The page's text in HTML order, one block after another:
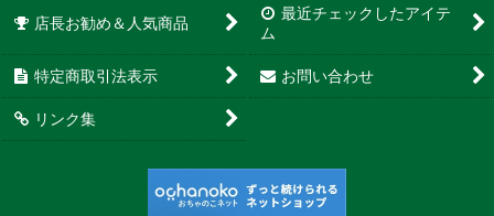
店長お勧め＆人気商品
最近チェックしたアイテ
ム
特定商取引法表示 お問い合わせ
リンク集